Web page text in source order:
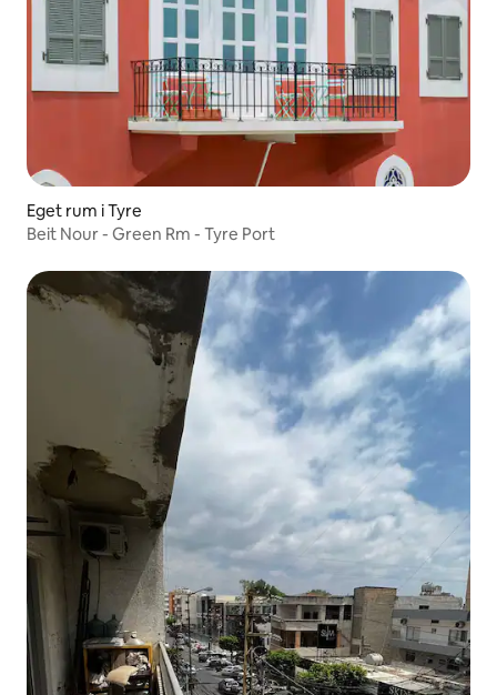
Eget rum i Tyre
Beit Nour - Green Rm - Tyre Port